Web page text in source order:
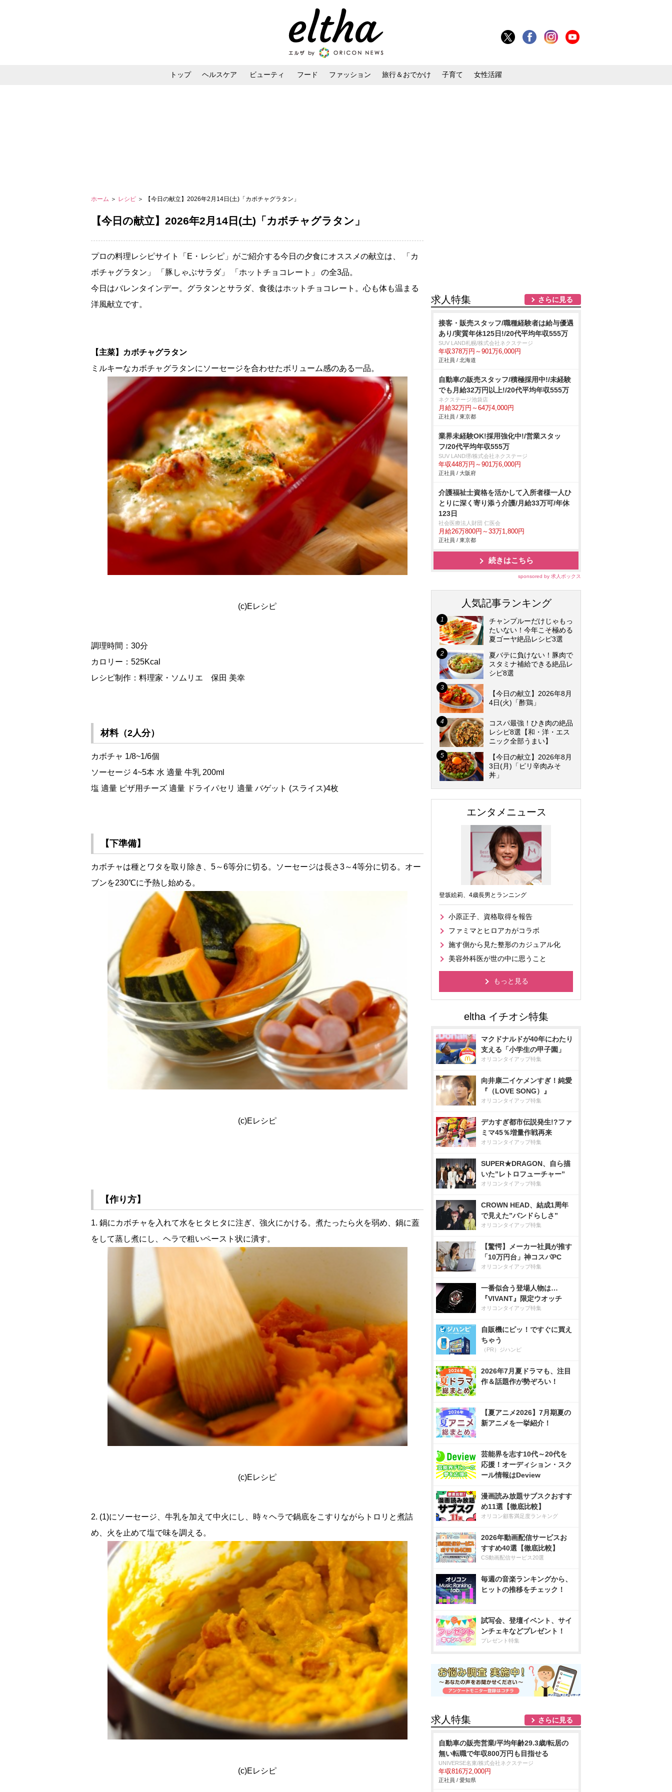
トップ ヘルスケア ビューティ フード ファッション 旅行＆おでかけ 子育て 女性活躍
ホーム ＞ レシピ ＞ 【今日の献立】2026年2月14日(土)「カボチャグラタン」
【今日の献立】2026年2月14日(土)「カボチャグラタン」
プロの料理レシピサイト「E・レシピ」がご紹介する今日の夕食にオススメの献立は、 「カ
ボチャグラタン」 「豚しゃぶサラダ」 「ホットチョコレート」 の全3品。
今日はバレンタインデー。グラタンとサラダ、食後はホットチョコレート。心も体も温まる
洋風献立です。
【主菜】カボチャグラタン
ミルキーなカボチャグラタンにソーセージを合わせたボリューム感のある一品。
(c)Eレシピ
調理時間：30分
カロリー：525Kcal
レシピ制作：料理家・ソムリエ 保田 美幸
材料（2人分）
カボチャ 1/8~1/6個
ソーセージ 4~5本 水 適量 牛乳 200ml
塩 適量 ピザ用チーズ 適量 ドライパセリ 適量 バゲット (スライス)4枚
【下準備】
カボチャは種とワタを取り除き、5～6等分に切る。ソーセージは長さ3～4等分に切る。オー
ブンを230℃に予熱し始める。
(c)Eレシピ
【作り方】
1. 鍋にカボチャを入れて水をヒタヒタに注ぎ、強火にかける。煮たったら火を弱め、鍋に蓋
をして蒸し煮にし、ヘラで粗いペースト状に潰す。
(c)Eレシピ
2. (1)にソーセージ、牛乳を加えて中火にし、時々ヘラで鍋底をこすりながらトロリと煮詰
め、火を止めて塩で味を調える。
(c)Eレシピ
求人特集 さらに見る
接客・販売スタッフ/職種経験者は給与優遇
あり/実質年休125日!/20代平均年収555万
SUV LAND札幌/株式会社ネクステージ
年収378万円～901万6,000円
正社員 / 北海道
自動車の販売スタッフ/積極採用中!/未経験
でも月給32万円以上!/20代平均年収555万
ネクステージ池袋店
月給32万円～64万4,000円
正社員 / 東京都
業界未経験OK!採用強化中!/営業スタッ
フ/20代平均年収555万
SUV LAND堺/株式会社ネクステージ
年収448万円～901万6,000円
正社員 / 大阪府
介護福祉士資格を活かして入所者様一人ひ
とりに深く寄り添う介護/月給33万可/年休
123日
社会医療法人財団 仁医会
月給26万800円～33万1,800円
正社員 / 東京都
続きはこちら
sponsored by 求人ボックス
人気記事ランキング
チャンプルーだけじゃもっ
たいない！今年こそ極める
夏ゴーヤ絶品レシピ3選
夏バテに負けない！豚肉で
スタミナ補給できる絶品レ
シピ8選
【今日の献立】2026年8月
4日(火)「酢鶏」
コスパ最強！ひき肉の絶品
レシピ8選【和・洋・エス
ニック全部うまい】
【今日の献立】2026年8月
3日(月)「ピリ辛肉みそ
丼」
エンタメニュース
登坂絵莉、4歳長男とランニング
小原正子、資格取得を報告
ファミマとヒロアカがコラボ
施す側から見た整形のカジュアル化
美容外科医が世の中に思うこと
もっと見る
マクドナルドが40年にわたり
支える「小学生の甲子園」
オリコンタイアップ特集
向井康二イケメンすぎ！純愛
『（LOVE SONG）』
オリコンタイアップ特集
デカすぎ都市伝説発生!?ファ
ミマ45％増量作戦再来
オリコンタイアップ特集
SUPER★DRAGON、自ら描
いた”レトロフューチャー”
オリコンタイアップ特集
CROWN HEAD、結成1周年
で見えた”バンドらしさ”
オリコンタイアップ特集
【驚愕】メーカー社員が推す
「10万円台」神コスパPC
オリコンタイアップ特集
一番似合う登場人物は…
『VIVANT』限定ウオッチ
オリコンタイアップ特集
自販機にピッ！ですぐに買え
ちゃう
（PR）ジハンピ
2026年7月夏ドラマも、注目
作＆話題作が勢ぞろい！
【夏アニメ2026】7月期夏の
新アニメを一挙紹介！
芸能界を志す10代～20代を
応援！オーディション・スク
ール情報はDeview
漫画読み放題サブスクおすす
め11選【徹底比較】
オリコン顧客満足度ランキング
2026年動画配信サービスお
すすめ40選【徹底比較】
CS動画配信サービス20選
毎週の音楽ランキングから、
ヒットの推移をチェック！
試写会、登壇イベント、サイ
ンチェキなどプレゼント！
プレゼント特集
求人特集 さらに見る
自動車の販売営業/平均年齢29.3歳/転居の
無い転職で年収800万円も目指せる
UNIVERSE名東/株式会社ネクステージ
年収816万2,000円
正社員 / 愛知県